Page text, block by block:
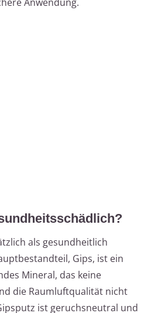
als gesundheitlich
Gips, ist ein
Mineral, das keine
die Raumluftqualität nicht
ist geruchsneutral und